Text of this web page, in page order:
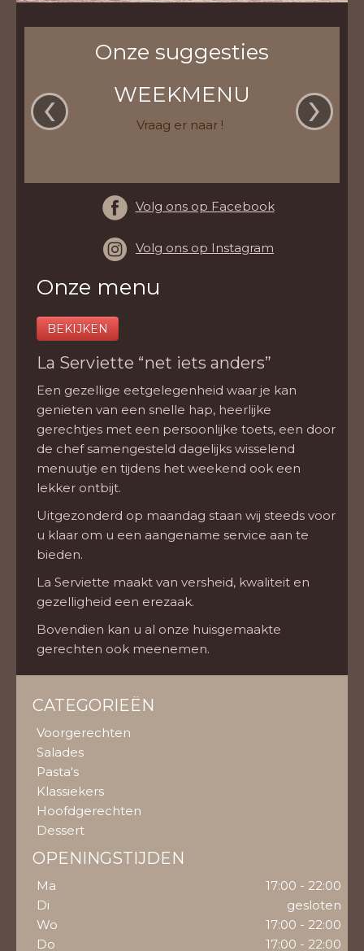
Onze suggesties
WEEKMENU
Vraag er naar !
‹ ›
Volg ons op Facebook
Volg ons op Instagram
Onze menu
BEKIJKEN
La Serviette “net iets anders”
Een gezellige eetgelegenheid waar je kan
genieten van een snelle hap, heerlijke
gerechtjes met een persoonlijke toets, een door
de chef samengesteld dagelijks wisselend
menuutje en tijdens het weekend ook een
lekker ontbijt.
Uitgezonderd op maandag staan wij steeds voor
u klaar om u een aangename service aan te
bieden.
La Serviette maakt van versheid, kwaliteit en
gezelligheid een erezaak.
Bovendien kan u al onze huisgemaakte
gerechten ook meenemen.
CATEGORIEËN
Voorgerechten
Salades
Pasta's
Klassiekers
Hoofdgerechten
Dessert
OPENINGSTIJDEN
Ma
17:00 - 22:00
Di
gesloten
Wo
17:00 - 22:00
Do
17:00 - 22:00